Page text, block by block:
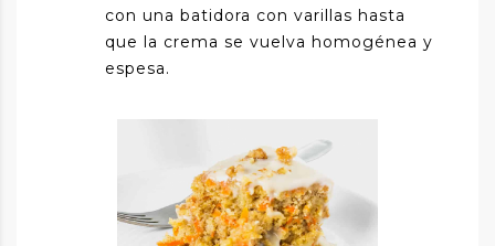
con una batidora con varillas hasta
que la crema se vuelva homogénea y
espesa.